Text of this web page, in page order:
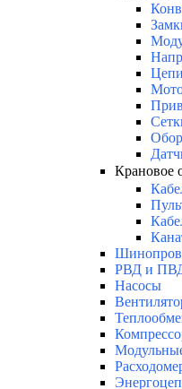
Цепи
Крановое
РВД и
Насосы